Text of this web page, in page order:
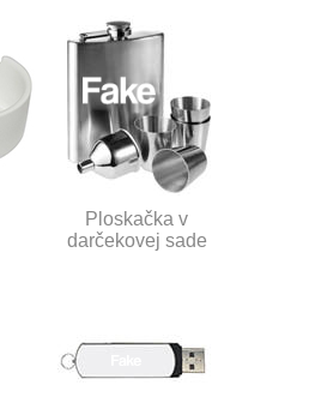
Ploskačka v
darčekovej sade